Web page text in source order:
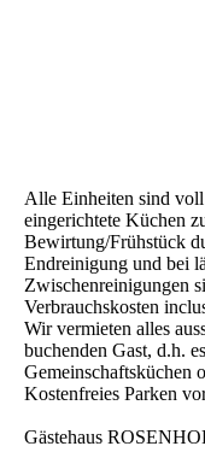
Alle Einheiten sind voll
eingerichtete Küchen
Bewirtung/Frühstück
Endreinigung und bei
Zwischenreinigungen
Verbrauchskosten
Wir vermieten alles
buchenden Gast, d.h.
Gemeinschaftsküchen
Kostenfreies Parken
Gästehaus